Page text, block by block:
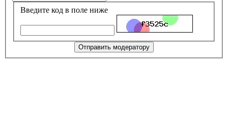
Введите код в поле ниже
Отправить модератору